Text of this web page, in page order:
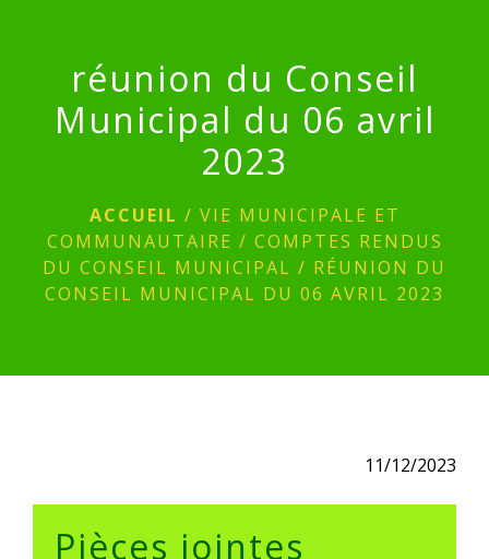
réunion du Conseil
Municipal du 06 avril
2023
ACCUEIL / VIE MUNICIPALE ET
COMMUNAUTAIRE / COMPTES RENDUS
DU CONSEIL MUNICIPAL / RÉUNION DU
CONSEIL MUNICIPAL DU 06 AVRIL 2023
11/12/2023
Pièces jointes